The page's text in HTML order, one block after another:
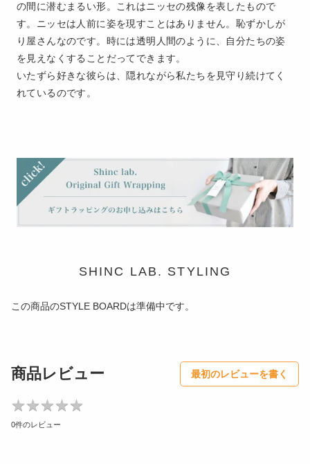
の間に潜むまるい形。これはニッセの残像を表したもので
す。ニッセは人前に姿を現すことはありません。恥ずかしが
り屋さんなのです。時には透明人間のように、自分たちの姿
を見えなくすることだってできます。
いたずら好きな彼らは、隠れながら私たちを見守り続けてく
れているのです。
SHINC LAB. STYLING
この商品のSTYLE BOARDは準備中です。
商品レビュー 最初のレビューを書く
★★★★★
★★★★★
0件のレビュー